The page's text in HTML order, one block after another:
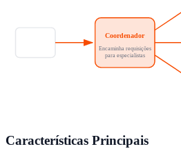
Coordenador
Encaminha requisições
para especialistas
Características Principais